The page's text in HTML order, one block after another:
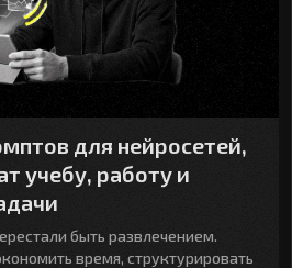
для нейросетей,
учебу, работу и
быть развлечением.
время, структурировать